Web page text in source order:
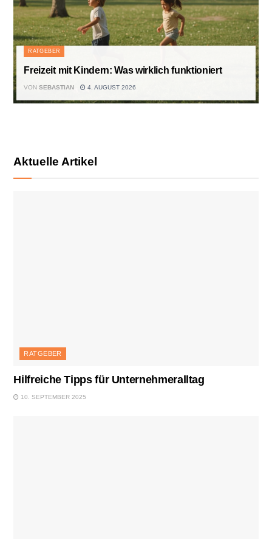
RATGEBER
Freizeit mit Kindern: Was wirklich funktioniert
VON SEBASTIAN 4. AUGUST 2026
Aktuelle Artikel
RATGEBER
Hilfreiche Tipps für Unternehmeralltag
10. SEPTEMBER 2025